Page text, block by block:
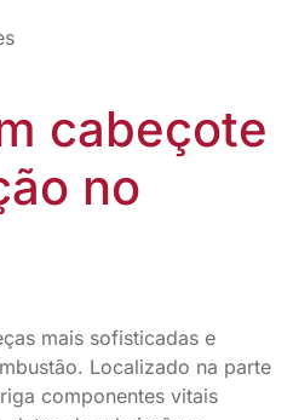
cabeçote
no
mais sofisticadas e
Localizado na parte
componentes vitais